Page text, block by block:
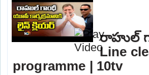
రాహుల్
Line
programme | 10tv